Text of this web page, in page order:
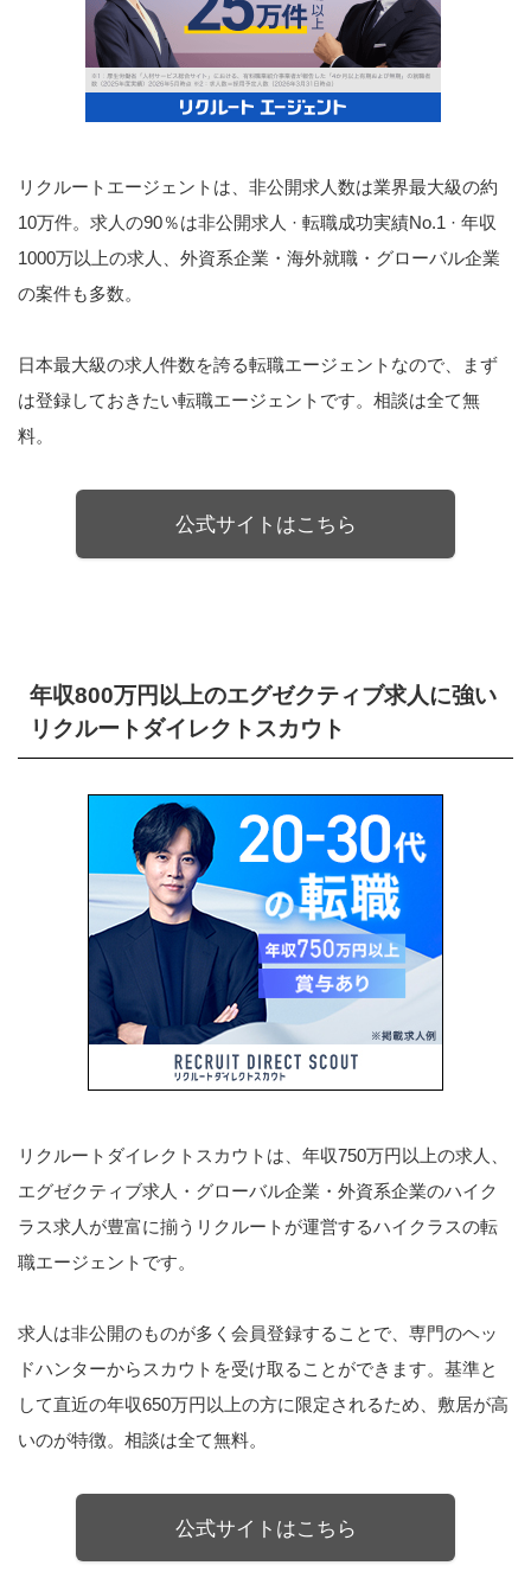
リクルートエージェントは、非公開求人数は業界最大級の約
10万件。求人の90％は非公開求人 · 転職成功実績No.1 · 年収
1000万以上の求人、外資系企業・海外就職・グローバル企業
の案件も多数。
日本最大級の求人件数を誇る転職エージェントなので、まず
は登録しておきたい転職エージェントです。相談は全て無
料。
公式サイトはこちら
年収800万円以上のエグゼクティブ求人に強い
リクルートダイレクトスカウト
リクルートダイレクトスカウトは、年収750万円以上の求人、
エグゼクティブ求人・グローバル企業・外資系企業のハイク
ラス求人が豊富に揃うリクルートが運営するハイクラスの転
職エージェントです。
求人は非公開のものが多く会員登録することで、専門のヘッ
ドハンターからスカウトを受け取ることができます。基準と
して直近の年収650万円以上の方に限定されるため、敷居が高
いのが特徴。相談は全て無料。
公式サイトはこちら